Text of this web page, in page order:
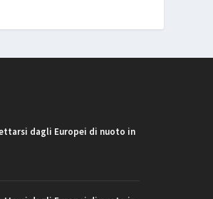
dagli Europei di nuoto in